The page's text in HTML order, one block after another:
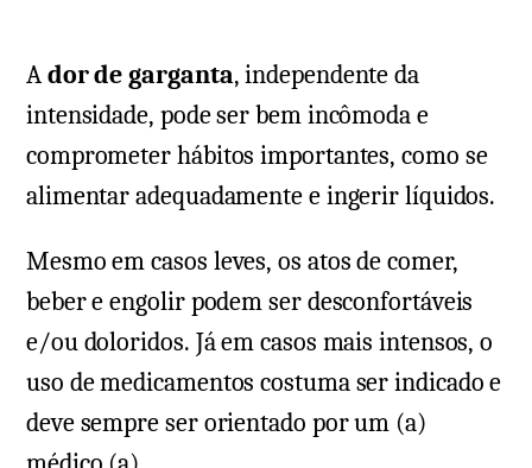
Garganta:
remédios
aliviar
sintomas
Ador de garganta,independente da
intensidade, pode ser bem incômoda e
comprometer hábitos importantes, como se
alimentar adequadamente e ingerir líquidos.
Mesmo em casos leves, os atos de comer,
beber e engolir podem ser desconfortáveis
e/ou doloridos. Já em casos mais intensos, o
uso de medicamentos costuma ser indicado e
deve sempre ser orientado por um (a)